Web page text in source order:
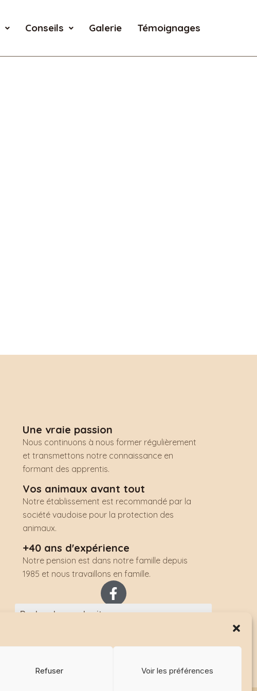
Refuser Voir les préférences
Conseils Galerie Témoignages
Une vraie passion
Nous continuons à nous former régulièrement
et transmettons notre connaissance en
formant des apprentis.
Vos animaux avant tout
Notre établissement est recommandé par la
société vaudoise pour la protection des
animaux.
+40 ans d'expérience
Notre pension est dans notre famille depuis
1985 et nous travaillons en famille.
F
a
c
o